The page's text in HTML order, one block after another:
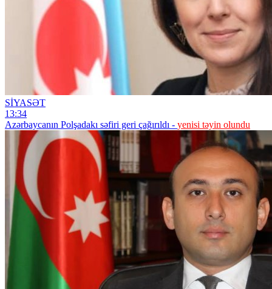
SİYASƏT
13:34
Azərbaycanın Polşadakı səfiri geri çağırıldı - yenisi təyin olundu